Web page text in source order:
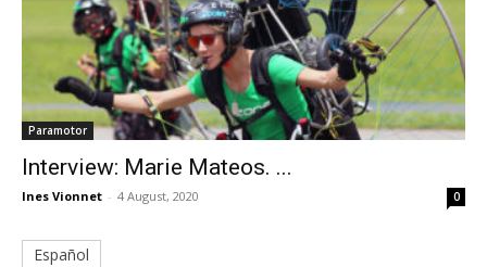
Paramotor
Interview: Marie Mateos. ...
Ines Vionnet - 4 August, 2020 0
Español